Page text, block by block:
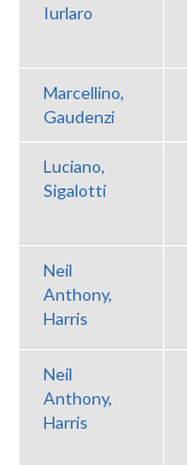
Iurlaro
Marcellino,
Gaudenzi
Luciano,
Sigalotti
Neil
Anthony,
Harris
Neil
Anthony,
Harris